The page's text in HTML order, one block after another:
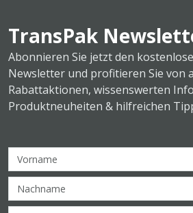
TransPak
Abonnieren Sie jetzt den
Newsletter und profitieren Sie von
Rabattaktionen, wissenswerten
Produktneuheiten & hilfreichen